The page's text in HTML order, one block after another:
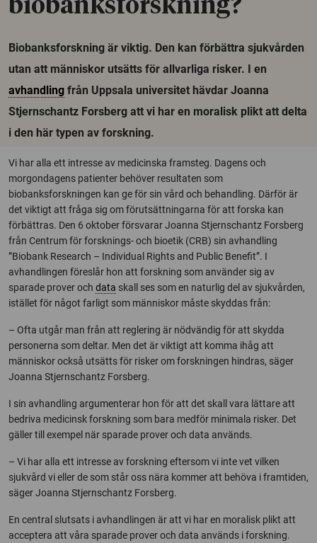
biobanksforskning?
Biobanksforskning är viktig. Den kan förbättra sjukvården
utan att människor utsätts för allvarliga risker. I en
avhandling från Uppsala universitet hävdar Joanna
Stjernschantz Forsberg att vi har en moralisk plikt att delta
i den här typen av forskning.
Vi har alla ett intresse av medicinska framsteg. Dagens och
morgondagens patienter behöver resultaten som
biobanksforskningen kan ge för sin vård och behandling. Därför är
det viktigt att fråga sig om förutsättningarna för att forska kan
förbättras. Den 6 oktober försvarar Joanna Stjernschantz Forsberg
från Centrum för forsknings- och bioetik (CRB) sin avhandling
”Biobank Research – Individual Rights and Public Benefit”. I
avhandlingen föreslår hon att forskning som använder sig av
sparade prover och data skall ses som en naturlig del av sjukvården,
istället för något farligt som människor måste skyddas från:
– Ofta utgår man från att reglering är nödvändig för att skydda
personerna som deltar. Men det är viktigt att komma ihåg att
människor också utsätts för risker om forskningen hindras, säger
Joanna Stjernschantz Forsberg.
I sin avhandling argumenterar hon för att det skall vara lättare att
bedriva medicinsk forskning som bara medför minimala risker. Det
gäller till exempel när sparade prover och data används.
– Vi har alla ett intresse av forskning eftersom vi inte vet vilken
sjukvård vi eller de som står oss nära kommer att behöva i framtiden,
säger Joanna Stjernschantz Forsberg.
En central slutsats i avhandlingen är att vi har en moralisk plikt att
acceptera att våra sparade prover och data används i forskning.